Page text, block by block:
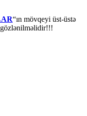
“ın mövqeyi üst-üstə
gözlənilməlidir!!!